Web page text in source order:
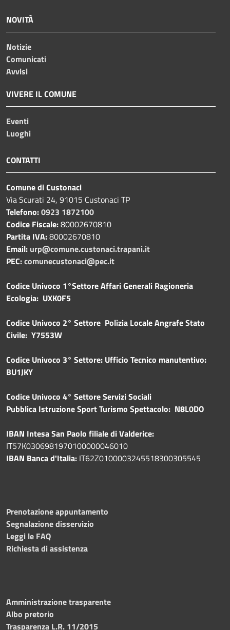
NOVITÀ
Notizie
Comunicati
Avvisi
VIVERE IL COMUNE
Eventi
Luoghi
CONTATTI
Comune di Custonaci
Via Scurati 24, 91015 Custonaci TP
Telefono:0923 1872100
Codice Fiscale:80002670810
Partita IVA:80002670810
Email: urp@comune.custonaci.trapani.it
PEC:comunecustonaci@pec.it
Codice Univoco 1°Settore Affari Generali Ragioneria
Ecologia: UXK0F5
Codice Univoco 2° Settore Polizia Locale Angrafe Stato
Civile: Y7553W
Codice Univoco 3° Settore: Ufficio Tecnico manutentivo:
BU1JKY
Codice Univoco 4° Settore Servizi Sociali
Pubblica Istruzione Sport Turismo Spettacolo: N8L0DO
IBAN Intesa San Paolo filiale di Valderice:
IT57K0306981970100000046010
IBAN Banca d'Italia: IT62Z0100003245518300305545
Prenotazione appuntamento
Segnalazione disservizio
Leggi le FAQ
Richiesta di assistenza
Amministrazione trasparente
Albo pretorio
Trasparenza L.R. 11/2015